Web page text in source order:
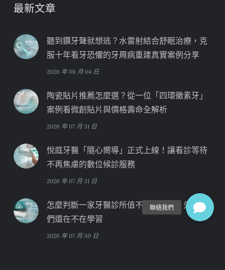
最新文章
聽到鑽牙聲就想逃？水雷射結合舒眠治療，克
服十年看牙恐懼的牙周病重建真實案例分享
2026 年 08 月 04 日
陶瓷貼片推薦怎麼選？從一位「四環黴素牙」
案例看微創貼片與價格壽命全解析
2026 年 07 月 31 日
悅庭牙醫「隨心嚮導」正式上線！讓看診等待
不再焦慮的數位候診服務
2026 年 07 月 31 日
怎麼判斷一家牙醫診所值不值得信任？先看他
們還在不在學習
2026 年 07 月 30 日